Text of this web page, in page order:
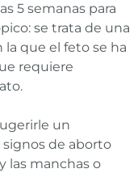
5 semanas para
se trata de una
que el feto se ha
requiere
un
de aborto
las manchas o